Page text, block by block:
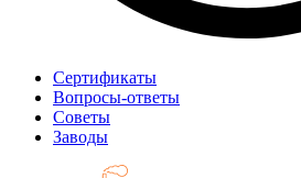
Сертификаты
Вопросы-ответы
Советы
Заводы